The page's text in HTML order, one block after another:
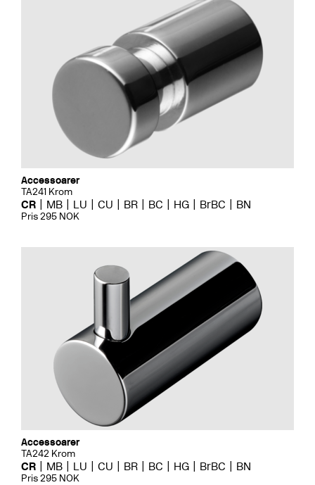
Accessoarer
TA241 Krom
CR MB LU CU BR BC HG BrBC BN
Pris 295 NOK
Accessoarer
TA242 Krom
CR MB LU CU BR BC HG BrBC BN
Pris 295 NOK